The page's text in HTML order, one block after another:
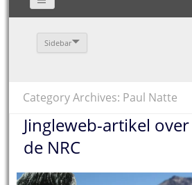
Sidebar
Category Archives: Paul Natte
Jingleweb-artikel
de NRC